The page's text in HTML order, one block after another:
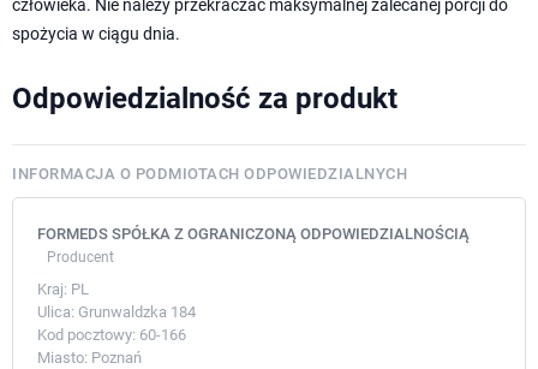
człowieka. Nie należy przekraczać maksymalnej zalecanej porcji do
spożycia w ciągu dnia.
Odpowiedzialność za produkt
INFORMACJA O PODMIOTACH ODPOWIEDZIALNYCH
FORMEDS SPÓŁKA Z OGRANICZONĄ ODPOWIEDZIALNOŚCIĄ
Producent
Kraj: PL
Ulica: Grunwaldzka 184
Kod pocztowy: 60-166
Miasto: Poznań